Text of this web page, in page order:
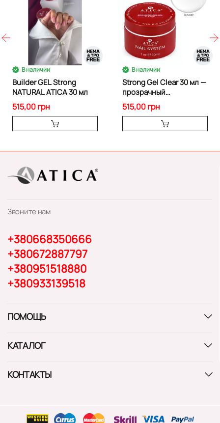
В наличии
Builder GEL Strong
NATURAL ATICA 30 мл
515,00 грн
В наличии
Strong Gel Clear 30 мл —
прозрачный
скульптурный гель
515,00 грн
Звоните нам
+380668350666
+380672887797
+380951518880
+380933139518
ПОМОЩЬ
КАТАЛОГ
КОНТАКТЫ